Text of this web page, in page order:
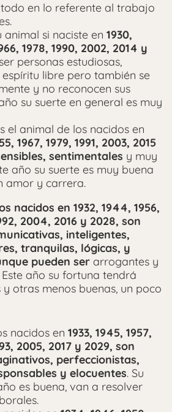
en lo referente al trabajo
animal si naciste en 1930,
1978, 1990, 2002, 2014 y
personas estudiosas,
libre pero también se
y no reconocen sus
su suerte en general es muy
el animal de los nacidos en
1967, 1979, 1991, 2003, 2015
sentimentales y muy
año su suerte es muy buena
amor y carrera.
nacidos en 1932, 1944, 1956,
2004, 2016 y 2028, son
inteligentes,
tranquilas, lógicas, y
pueden ser arrogantes y
año su fortuna tendrá
y otras menos buenas, un poco
nacidos en 1933, 1945, 1957,
2005, 2017 y 2029, son
perfeccionistas,
y elocuentes. Su
es buena, van a resolver